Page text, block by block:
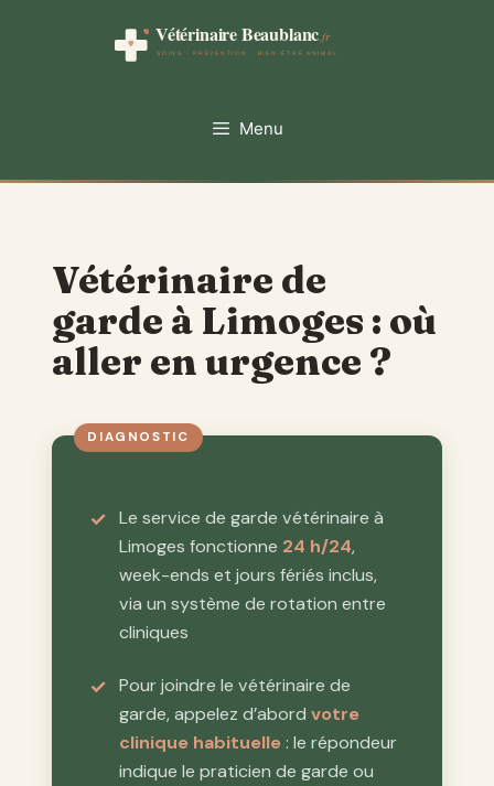
Menu
Vétérinaire de
garde à Limoges : où
aller en urgence ?
Le service de garde vétérinaire à
Limoges fonctionne 24 h/24,
week-ends et jours fériés inclus,
via un système de rotation entre
cliniques
Pour joindre le vétérinaire de
garde, appelez d’abordvotre
clinique habituelle : le répondeur
indique le praticien de garde ou